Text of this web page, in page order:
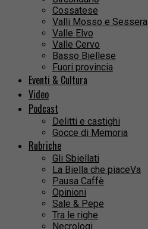
Cossatese
Valli Mosso e Sessera
Valle Elvo
Valle Cervo
Basso Biellese
Fuori provincia
Eventi & Cultura
Video
Podcast
Delitti e castighi
Gocce di Memoria
Rubriche
Gli Sbiellati
La Biella che piaceVa
Pausa Caffè
Opinioni
Sale & Pepe
Tra le righe
Necrologi